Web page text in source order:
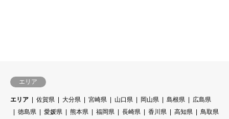
エリア
エリア 佐賀県 大分県 宮崎県 山口県 岡山県 島根県
広島県
徳島県
愛媛県 熊本県 福岡県 長崎県 香川県 高知県
鳥取県